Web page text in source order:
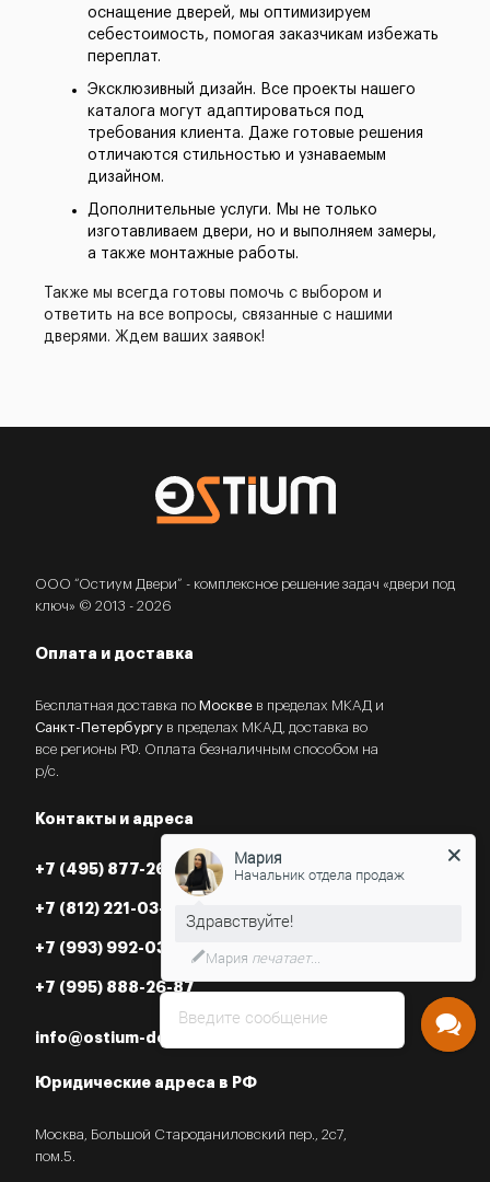
оснащение дверей, мы оптимизируем
себестоимость, помогая заказчикам избежать
переплат.
Эксклюзивный дизайн. Все проекты нашего
каталога могут адаптироваться под
требования клиента. Даже готовые решения
отличаются стильностью и узнаваемым
дизайном.
Дополнительные услуги. Мы не только
изготавливаем двери, но и выполняем замеры,
а также монтажные работы.
Также мы всегда готовы помочь с выбором и
ответить на все вопросы, связанные с нашими
дверями. Ждем ваших заявок!
ООО “Остиум Двери” - комплексное решение задач «двери под
ключ» © 2013 - 2026
Оплата и доставка
Бесплатная доставка по Москве в пределах МКАД и
Санкт-Петербургу в пределах МКАД, доставка во
все регионы РФ. Оплата безналичным способом на
р/с.
Контакты и адреса
+7 (495) 877-26-87
+7 (812) 221-03-07
+7 (993) 992-03-07
+7 (995) 888-26-87
info@ostium-doors.ru
Юридические адреса в РФ
Москва, Большой Староданиловский пер., 2с7,
пом.5.
Введите сообщение
Мария
Начальник отдела продаж